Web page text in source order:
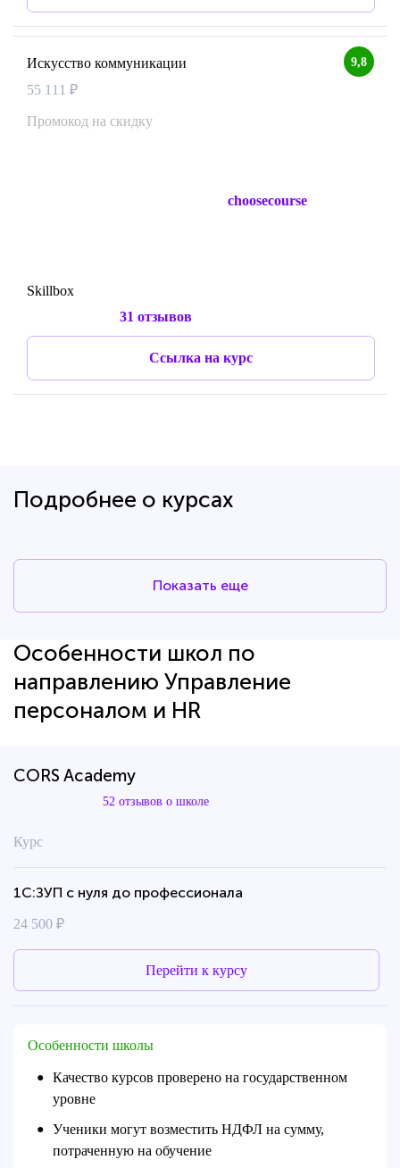
9,8
Искусство коммуникации
55 111 ₽
Промокод на скидку
choosecourse
Skillbox
31 отзывов
Ссылка на курс
Подробнее о курсах
Показать еще
Особенности школ по
направлению Управление
персоналом и HR
CORS Academy
52 отзывов о школе
Курс
1С:ЗУП с нуля до профессионала
24 500 ₽
Перейти к курсу
Особенности школы
●
Качество курсов проверено на государственном
уровне
●
Ученики могут возместить НДФЛ на сумму,
потраченную на обучение